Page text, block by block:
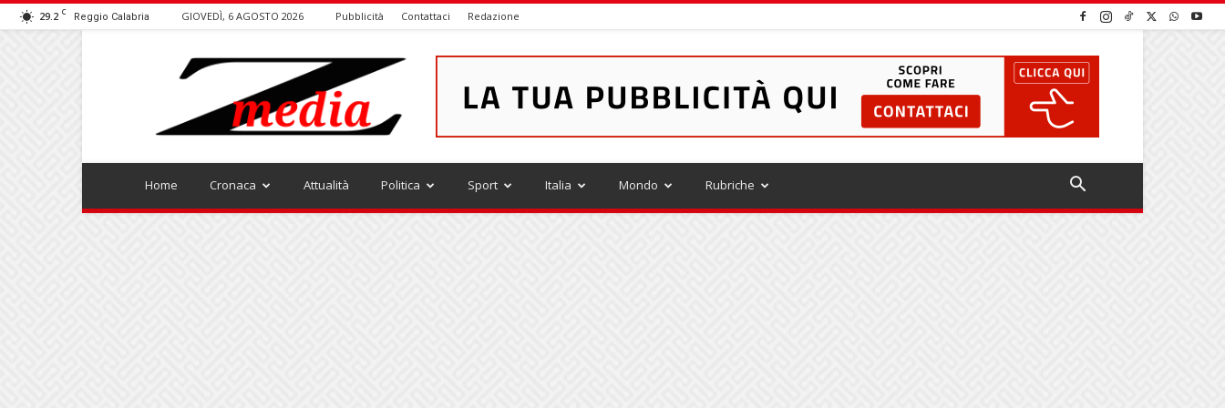
29.2 C Reggio Calabria GIOVEDÌ, 6 AGOSTO 2026 Pubblicità Contattaci Redazione
ZMEDIA
Home Cronaca Attualità Politica Sport Italia Mondo Rubriche